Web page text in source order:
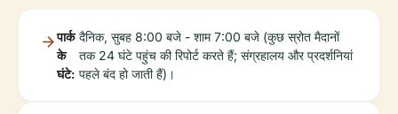
पार्क
के
घंटे:
दैनिक, सुबह 8:00 बजे - शाम 7:00 बजे (कुछ स्रोत मैदानों
तक 24 घंटे पहुंच की रिपोर्ट करते हैं; संग्रहालय और प्रदर्शनियां
पहले बंद हो जाती हैं)।